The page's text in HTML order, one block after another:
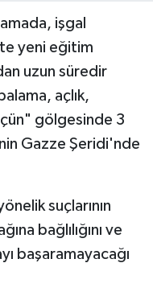
işgal
yeni eğitim
uzun süredir
açlık,
gölgesinde 3
Gazze Şeridi'nde
suçlarının
bağlılığını ve
başaramayacağı